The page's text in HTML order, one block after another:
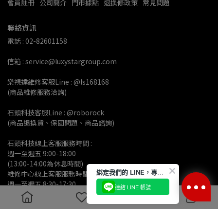
會員註冊 公司簡介 門市據點 退換修政策 常見問題
聯絡資訊
電話 : 02-82601158
信箱 : service@luxystargroup.com
樂視達維修客服Line : @ls168168
(商品維修服務洽詢)
石頭科技客服Line : @roborock
(商品退換貨、保固問題、商品諮詢)
石頭科技線上客服服務時間 :
週一至週五 9:00-18:00
(13:00-14:00為休息時間)
維修中心線上客服服務時間:
週一至週五 8:30-17:30
(12:30-13:30為休息時間)
綁定我們的 LINE，專屬優惠隨時送到！
連結 LINE 帳號